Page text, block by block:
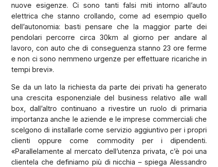
nuove esigenze. Ci sono tanti falsi miti intorno all’auto
elettrica che stanno crollando, come ad esempio quello
dell’autonomia: basti pensare che la maggior parte dei
pendolari percorre circa 30km al giorno per andare al
lavoro, con auto che di conseguenza stanno 23 ore ferme
e non ci sono nemmeno urgenze per effettuare ricariche in
tempi brevi».
Se da un lato la richiesta da parte dei privati ha generato
una crescita esponenziale del business relativo alle wall
box, dall’altro continuano a rivestire un ruolo di primaria
importanza anche le aziende e le imprese commerciali che
scelgono di installarle come servizio aggiuntivo per i propri
clienti oppure come commodity per i dipendenti.
«Parallelamente al mercato dell’utenza privata, c’è poi una
clientela che definiamo più di nicchia – spiega Alessandro